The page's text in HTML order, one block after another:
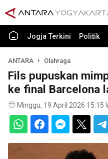
Jogja Terkini Politik
ANTARA Olahraga
Fils pupuskan
ke final Barcelona
Minggu, 19 April 2026 15:15